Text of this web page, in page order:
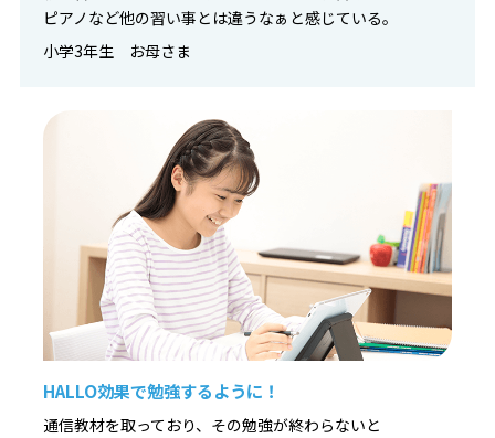
ピアノなど他の習い事とは違うなぁと感じている。
小学3年生 お母さま
HALLO効果で勉強するように！
通信教材を取っており、その勉強が終わらないと